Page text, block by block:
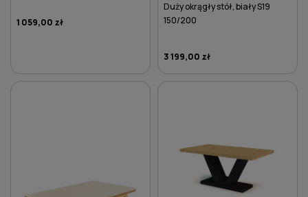
1 059,00 zł
Duży okrągły stół, biały S19
150/200
3 199,00 zł